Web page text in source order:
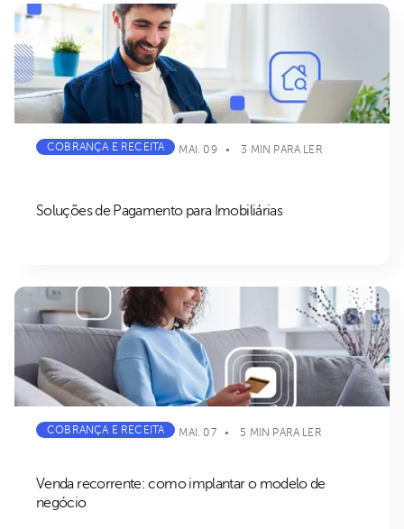
COBRANÇA E RECEITA MAI. 09 3 MIN PARA LER
Soluções de Pagamento para Imobiliárias
COBRANÇA E RECEITA MAI. 07 5 MIN PARA LER
Venda recorrente: como implantar o modelo de
negócio